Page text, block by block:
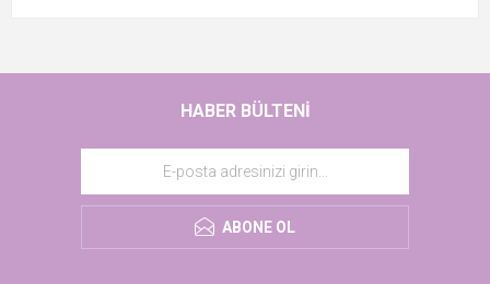
HABER BÜLTENI
ABONE OL